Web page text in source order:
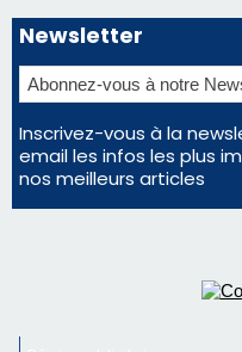
Régie publicitaire
Mentions légales
Nous contacter